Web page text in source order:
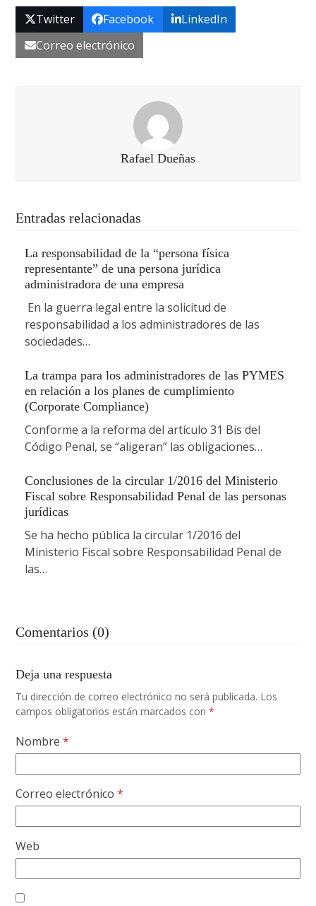
Twitter Facebook
LinkedIn
Correo electrónico
Rafael Dueñas
Entradas relacionadas
La responsabilidad de la “persona física
representante” de una persona jurídica
administradora de una empresa
En la guerra legal entre la solicitud de
responsabilidad a los administradores de las
sociedades…
La trampa para los administradores de las PYMES
en relación a los planes de cumplimiento
(Corporate Compliance)
Conforme a la reforma del artículo 31 Bis del
Código Penal, se “aligeran” las obligaciones…
Conclusiones de la circular 1/2016 del Ministerio
Fiscal sobre Responsabilidad Penal de las personas
jurídicas
Se ha hecho pública la circular 1/2016 del
Ministerio Fiscal sobre Responsabilidad Penal de
las…
Comentarios (0)
Deja una respuesta
Tu dirección de correo electrónico no será publicada. Los
campos obligatorios están marcados con*
Nombre*
Correo electrónico*
Web